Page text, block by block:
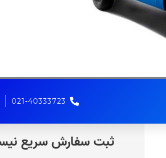
021-40333723
ثبت سفارش سریع